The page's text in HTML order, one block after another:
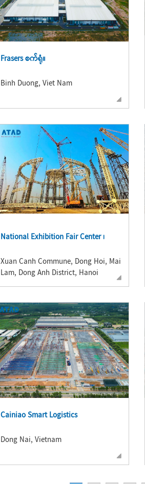
Frasers စက်ရုံ။
Binh Duong, Viet Nam
National Exhibition Fair Center ၊
Xuan Canh Commune, Dong Hoi, Mai
Lam, Dong Anh District, Hanoi
Cainiao Smart Logistics
Dong Nai, Vietnam